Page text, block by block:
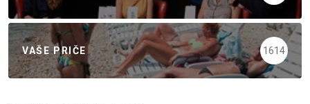
VAŠE PRIČE 1614